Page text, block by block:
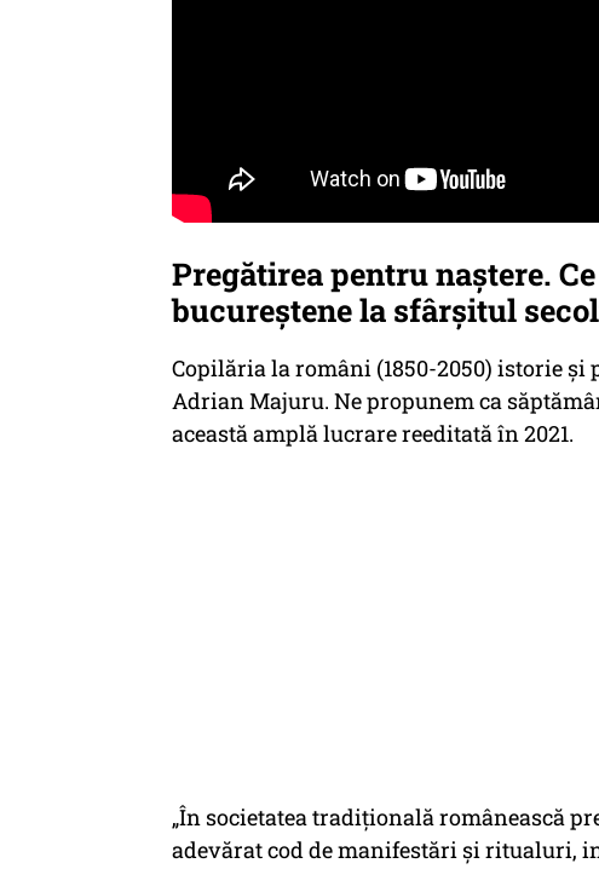
Pregătirea pentru naștere.
bucureștene la sfârșitul
Copilăria la români (1850-2050) istorie și
Adrian Majuru. Ne propunem ca
această amplă lucrare reeditată în 2021.
„În societatea tradițională românească
adevărat cod de manifestări și ritualuri,